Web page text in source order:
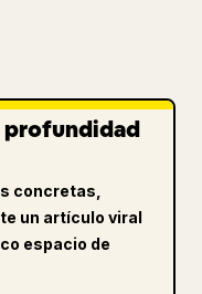
profundidad
concretas,
un artículo viral
espacio de